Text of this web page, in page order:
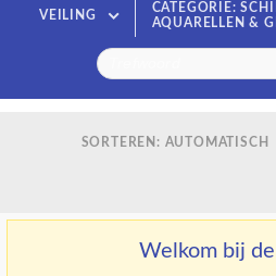
VEILING
CATEGORIE:
AQUARELLEN &
SORTEREN: AUTOMATISCH
Welkom bij